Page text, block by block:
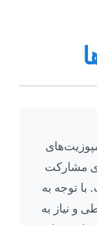
مشارکت
با توجه به
و نیاز به